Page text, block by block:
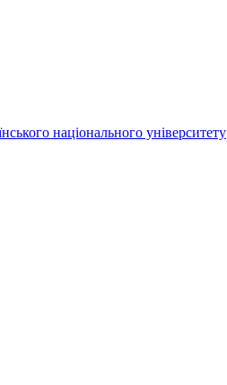
національного університету